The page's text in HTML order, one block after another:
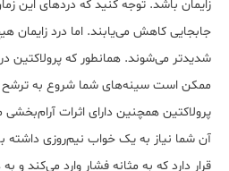
زایمان باشد. توجه کنید که دردهای این
جابجایی کاهش می‌یابند. اما درد زایمان
شدیدتر می‌شوند. همانطور که پرولاکتین
ممکن است سینه‌های شما شروع به ترشح
پرولاکتین همچنین دارای اثرات
آن شما نیاز به یک خواب نیم‌روزی
قرار دارد که به مثانه فشار وارد می‌کند